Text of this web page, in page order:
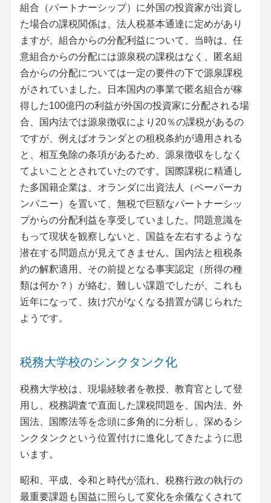
組合（パートナーシップ）に外国の投資家が出資し
た場合の課税関係は、法人税基本通達に定めがあり
ますが、組合からの分配利益について、当時は、任
意組合からの分配には源泉税の課税はなく、匿名組
合からの分配については一定の要件の下で源泉課税
がされていました。日本国内の事業で匿名組合が稼
得した100億円の利益が外国の投資家に分配される場
合、国内法では源泉徴収により20％の課税があるの
ですが、例えばオランダとの租税条約が適用される
と、相互免除の条項があるため、源泉徴収をしなく
てよいこととされていたのです。国際課税に精通し
た多国籍企業は、オランダに出資法人（ペーパーカ
ンパニー）を置いて、無税で巨額なパートナーシッ
プからの分配利益を享受していました。問題意識を
もって現状を観察しないと、国益を左右するような
潜在する問題点が見えてきません。国内法と租税条
約の解釈適用、その前提となる事実認定（所得の種
類は何か？）が絡む、難しい課題でしたが、これも
近年になって、抜け穴がなくなる措置が講じられた
ようです。
税務大学校のシンクタンク化
税務大学校は、現場経験者を教授、教育官として登
用し、税務調査で直面した課税問題を、国内法、外
国法、国際法等を念頭に多角的に分析し、深めるシ
ンクタンクという位置付けに進化してきたように思
います。
昭和、平成、令和と時代が流れ、税務行政の執行の
最重要課題も国益に照らして変化を余儀なくされて